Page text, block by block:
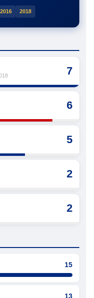
2016 2018
7
6
5
2
2
15
13